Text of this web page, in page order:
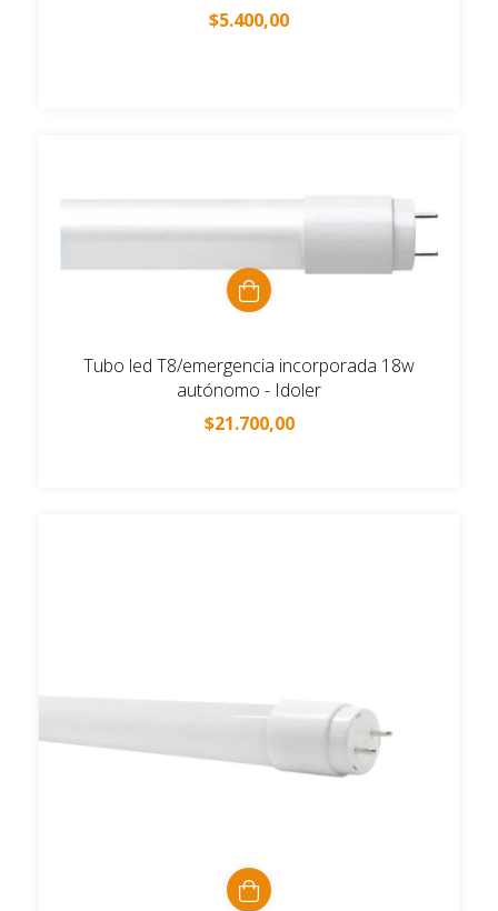
$5.400,00
Tubo led T8/emergencia incorporada 18w
autónomo - Idoler
$21.700,00